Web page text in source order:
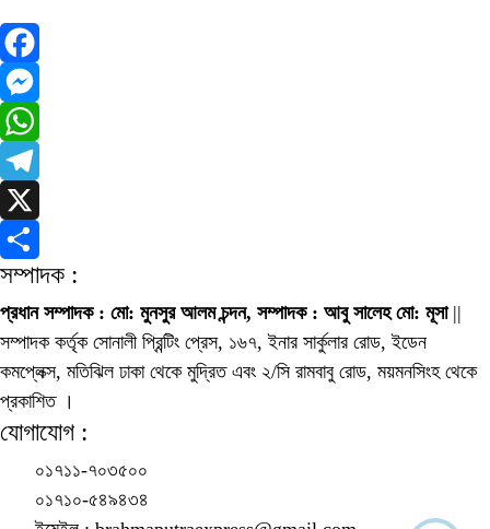
Facebook
Messenger
WhatsApp
Telegram
X
Share
সম্পাদক :
প্রধান সম্পাদক : মো: মুনসুর আলম চন্দন, সম্পাদক : আবু সালেহ মো: মূসা||
সম্পাদক কর্তৃক সোনালী প্রিন্টিং প্রেস, ১৬৭, ইনার সার্কুলার রোড, ইডেন
কমপ্লেক্স, মতিঝিল ঢাকা থেকে মুদ্রিত এবং ২/সি রামবাবু রোড, ময়মনসিংহ থেকে
প্রকাশিত ।
যোগাযোগ :
০১৭১১-৭০৩৫০০
০১৭১০-৫৪৯৪৩৪